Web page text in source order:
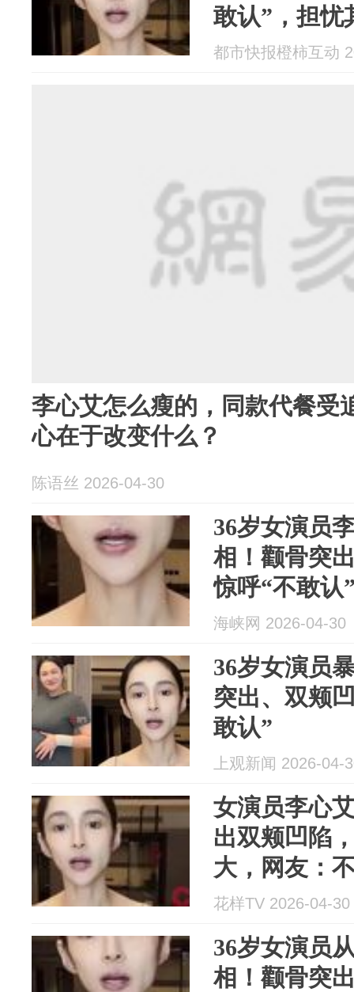
敢认”，担忧
都市快报橙柿互动
李心艾怎么瘦的，同款代餐受
心在于改变什么？
陈语丝 2026-04-30
36岁女演员
相！颧骨突
惊呼“不敢认
况；医生提
海峡网 2026-04-30
36岁女演员
突出、双颊
敢认”
上观新闻 2026-04-
女演员李心
出双颊凹陷
大，网友：
花样TV 2026-04-30
36岁女演员
相！颧骨突